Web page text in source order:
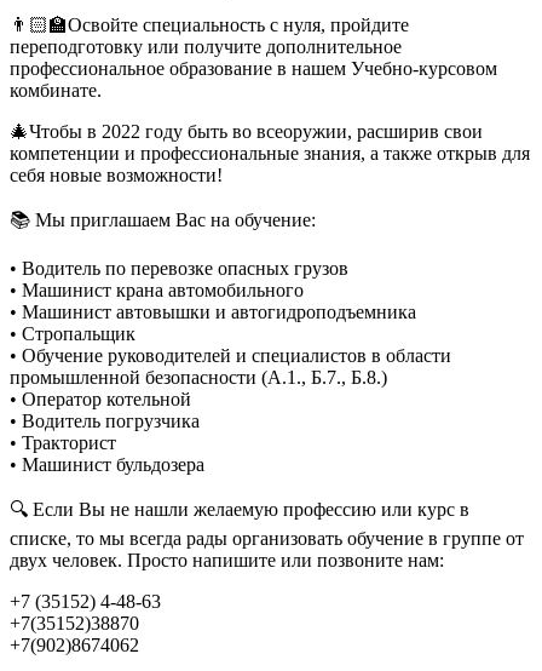
👨🏻‍🏫Освойте специальность с нуля, пройдите
переподготовку или получите дополнительное
профессиональное образование в нашем Учебно-курсовом
комбинате.
🎄Чтобы в 2022 году быть во всеоружии, расширив свои
компетенции и профессиональные знания, а также открыв для
себя новые возможности!
📚 Мы приглашаем Вас на обучение:
• Водитель по перевозке опасных грузов
• Машинист крана автомобильного
• Машинист автовышки и автогидроподъемника
• Стропальщик
• Обучение руководителей и специалистов в области
промышленной безопасности (А.1., Б.7., Б.8.)
• Оператор котельной
• Водитель погрузчика
• Тракторист
• Машинист бульдозера
🔍 Если Вы не нашли желаемую профессию или курс в
списке, то мы всегда рады организовать обучение в группе от
двух человек. Просто напишите или позвоните нам:
+7 (35152) 4-48-63
+7(35152)38870
+7(902)8674062